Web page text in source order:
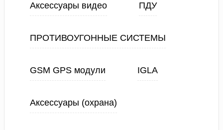
Аксессуары видео ПДУ
ПРОТИВОУГОННЫЕ СИСТЕМЫ
GSM GPS модули IGLA
Аксессуары (охрана)